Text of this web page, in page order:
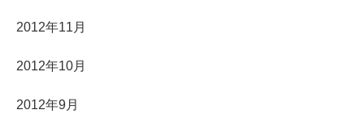
2012年11月
2012年10月
2012年9月